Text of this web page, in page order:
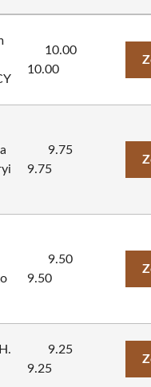
10.00
10.00
9.75
9.75
9.50
9.50
9.25
9.25